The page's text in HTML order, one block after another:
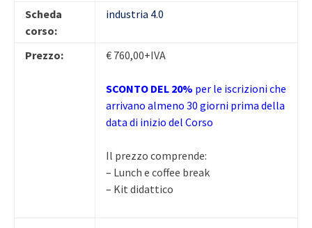
Scheda
corso:
industria 4.0
Prezzo: € 760,00+IVA
SCONTO DEL 20% per le iscrizioni che
arrivano almeno 30 giorni prima della
data di inizio del Corso
Il prezzo comprende:
– Lunch e coffee break
– Kit didattico